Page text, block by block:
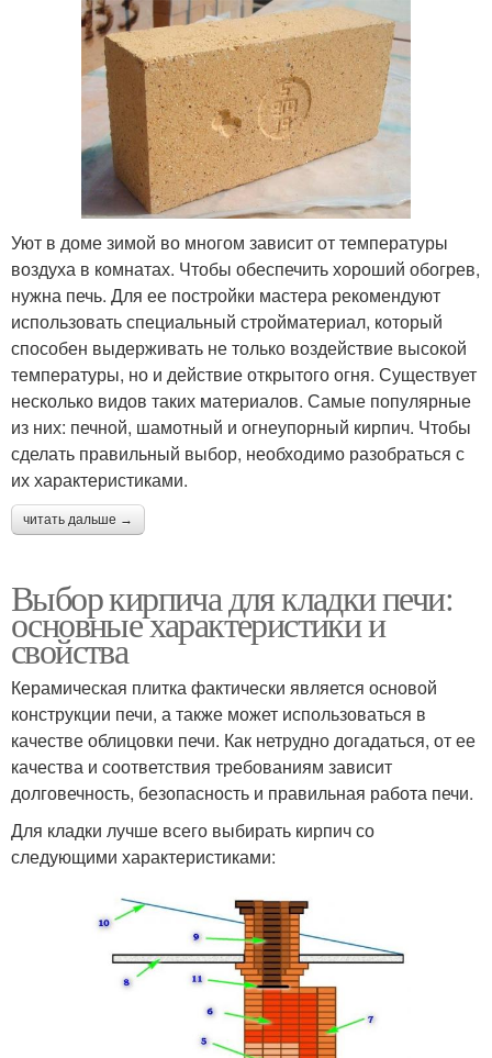
Уют в доме зимой во многом зависит от температуры
воздуха в комнатах. Чтобы обеспечить хороший обогрев,
нужна печь. Для ее постройки мастера рекомендуют
использовать специальный стройматериал, который
способен выдерживать не только воздействие высокой
температуры, но и действие открытого огня. Существует
несколько видов таких материалов. Самые популярные
из них: печной, шамотный и огнеупорный кирпич. Чтобы
сделать правильный выбор, необходимо разобраться с
их характеристиками.
читать дальше →
Выбор кирпича для кладки печи:
основные характеристики и
свойства
Керамическая плитка фактически является основой
конструкции печи, а также может использоваться в
качестве облицовки печи. Как нетрудно догадаться, от ее
качества и соответствия требованиям зависит
долговечность, безопасность и правильная работа печи.
Для кладки лучше всего выбирать кирпич со
следующими характеристиками: